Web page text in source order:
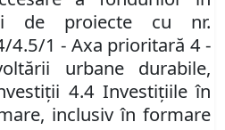
de proiecte cu nr.
4.5/1 - Axa prioritară 4 -
urbane durabile,
4.4 Investiţiile în
inclusiv în formare